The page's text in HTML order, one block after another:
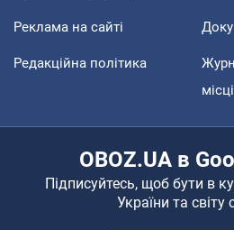
Реклама на сайті
Редакційна політика
OBOZ.UA в
Підписуйтесь, щоб бути в
України та світу